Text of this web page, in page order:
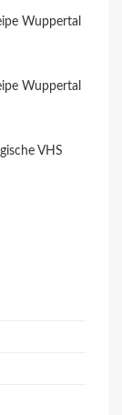
Wuppertal
Wuppertal
VHS